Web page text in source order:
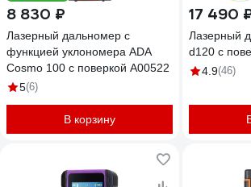
8 830 ₽
Лазерный дальномер с
функцией уклономера ADA
Cosmo 100 с поверкой А00522
5(6)
В корзину
17 490
Лазерный
d120 с
4.9(46)